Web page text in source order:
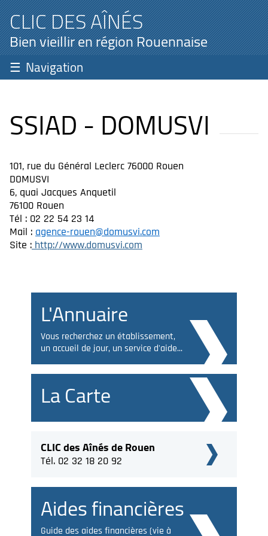
CLIC DES AÎNÉS
Bien vieillir en région Rouennaise
Navigation
SSIAD - DOMUSVI
101, rue du Général Leclerc 76000 Rouen
DOMUSVI
6, quai Jacques Anquetil
76100 Rouen
Tél : 02 22 54 23 14
Mail : agence-rouen@domusvi.com
Site : http://www.domusvi.com
L'Annuaire
Vous recherchez un établissement,
un accueil de jour, un service d'aide...
La Carte
CLIC des Aînés de Rouen
Tél. 02 32 18 20 92
Aides financières
Guide des aides financières (vie à